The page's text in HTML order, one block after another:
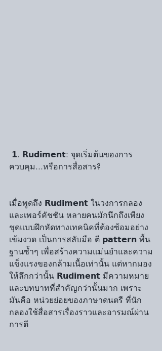
𝟭. 𝗥𝘂𝗱𝗶𝗺𝗲𝗻𝘁: จุดเริ่มต้นของการ
ควบคุม...หรือการสื่อสาร?
เมื่อพูดถึง 𝗥𝘂𝗱𝗶𝗺𝗲𝗻𝘁 ในวงการกลอง
และเพอร์คัชชัน หลายคนมักนึกถึงเพียง
ชุดแบบฝึกหัดทางเทคนิคที่ต้องซ้อมอย่าง
เข้มงวด เป็นการสลับมือ ตี 𝗽𝗮𝘁𝘁𝗲𝗿𝗻 พื้น
ฐานซ้ำๆ เพื่อสร้างความแม่นยำและความ
แข็งแรงของกล้ามเนื้อเท่านั้น แต่หากมอง
ให้ลึกกว่านั้น 𝗥𝘂𝗱𝗶𝗺𝗲𝗻𝘁 มีความหมาย
และบทบาทที่สำคัญกว่านั้นมาก เพราะ
มันคือ หน่วยย่อยของภาษาดนตรี ที่นัก
กลองใช้สื่อสารเรื่องราวและอารมณ์ผ่าน
การตี